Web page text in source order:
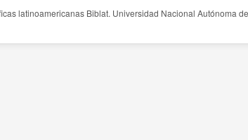
latinoamericanas Biblat. Universidad Nacional Autónoma